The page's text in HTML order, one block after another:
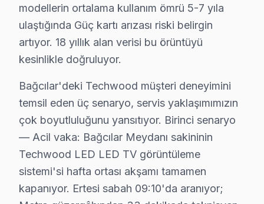
Yılda en az bir kez profesyonel bakım, Techwood
Bağcılar Techwood Servis Hizmeti – Yerinde
Bağcılar'de aniden arızalanan Techwood
• Bağcılar'de randevu sonrası 1-2 saat içinde
• Bağcılar servisimizde tüm marka ve model
• Bağcılar'de orijinal parça stok garantisi
• Bağcılar servisimizde servis sonrası test ve
• Bağcılar'de fatura ve resmi garanti belgesi
Bağcılar'da Techwood yetkili servis kalitesinde hizmet
modellerin ortalama kullanım ömrü 5-7 yıla
ulaştığında Güç kartı arızası riski belirgin
artıyor. 18 yıllık alan verisi bu örüntüyü
kesinlikle doğruluyor.
Bağcılar'deki Techwood müşteri deneyimini
temsil eden üç senaryo, servis yaklaşımımızın
çok boyutluluğunu yansıtıyor. Birinci senaryo
— Acil vaka: Bağcılar Meydanı sakininin
Techwood LED LED TV görüntüleme
sistemi'si hafta ortası akşamı tamamen
kapanıyor. Ertesi sabah 09:10'da aranıyor;